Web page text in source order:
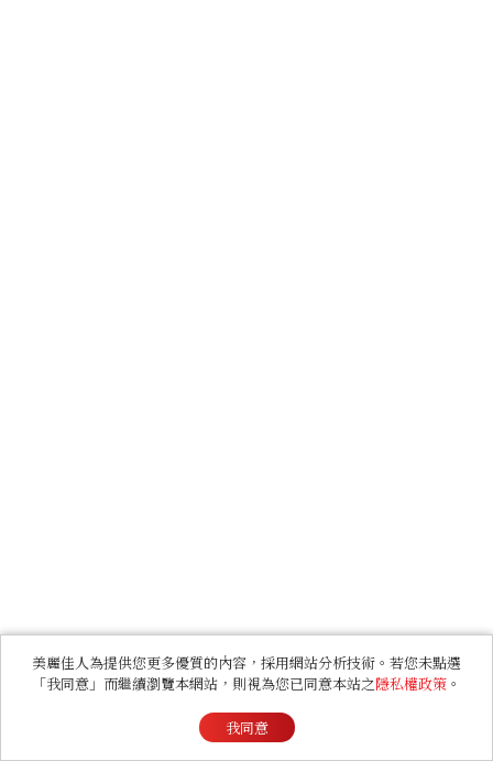
美麗佳人為提供您更多優質的內容，採用網站分析技術。若您未點選
「我同意」而繼續瀏覽本網站，則視為您已同意本站之隱私權政策 。
我同意